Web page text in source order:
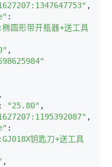
,
圆形带开瓶器+送工具
,
,
: "25.80" ,
,
钥匙刀+送工具
,